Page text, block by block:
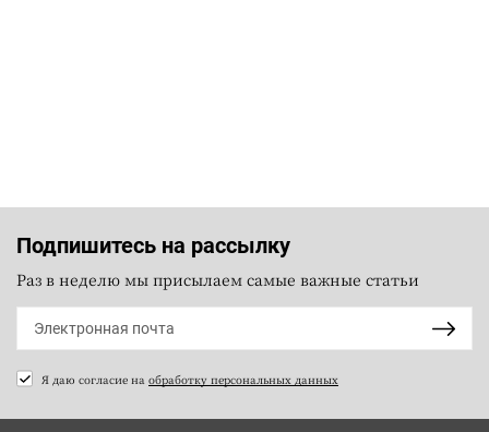
Подпишитесь на рассылку
Раз в неделю мы присылаем самые важные статьи
Я даю согласие на обработку персональных данных